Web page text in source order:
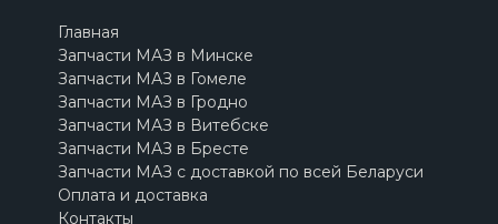
Главная
Запчасти МАЗ в Минске
Запчасти МАЗ в Гомеле
Запчасти МАЗ в Гродно
Запчасти МАЗ в Витебске
Запчасти МАЗ в Бресте
Запчасти МАЗ с доставкой по всей Беларуси
Оплата и доставка
Контакты